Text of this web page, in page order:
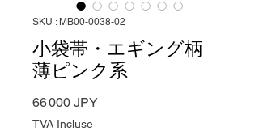
SKU : MB00-0038-02
小袋帯・エギング柄
薄ピンク系
66 000 JPYPrix
TVA Incluse